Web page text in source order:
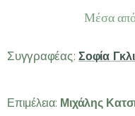
Μέσα από
Συγγραφέας:Σοφία
Επιμέλεια: Μιχάλης